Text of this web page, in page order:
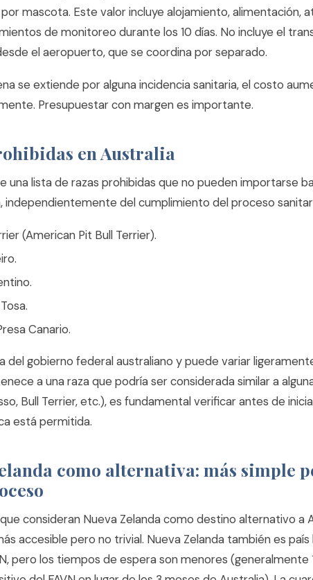
mascota. Este valor incluye alojamiento, alimentación,
de monitoreo durante los 10 días. No incluye el
el aeropuerto, que se coordina por separado.
se extiende por alguna incidencia sanitaria, el costo
Presupuestar con margen es importante.
en Australia
una lista de razas prohibidas que no pueden importarse
independientemente del cumplimiento del proceso
(American Pit Bull Terrier).
Canario.
del gobierno federal australiano y puede variar
a una raza que podría ser considerada similar a
Bull Terrier, etc.), es fundamental verificar antes de
está permitida.
como alternativa: más simple
consideran Nueva Zelanda como destino alternativo a
accesible pero no trivial. Nueva Zelanda también es
pero los tiempos de espera son menores (generalmente